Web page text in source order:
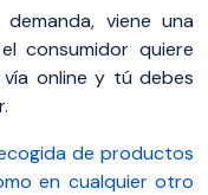
viene una
consumidor quiere
online y tú debes
de productos
en cualquier otro